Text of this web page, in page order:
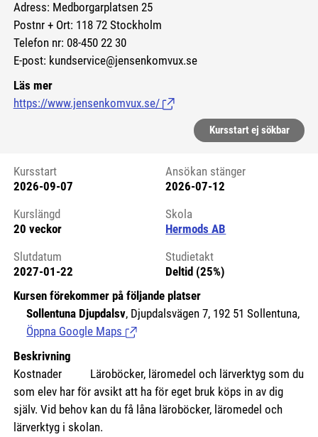
Adress: Medborgarplatsen 25
Postnr + Ort: 118 72 Stockholm
Telefon nr: 08-450 22 30
E-post: kundservice@jensenkomvux.se
Läs mer
https://www.jensenkomvux.se/ (Länk till extern sida.)
Kursstart ej sökbar
Kursstart 6175871
Kursstart
2026-09-07
Ansökan stänger
2026-07-12
Kurslängd
20 veckor
Skola
Hermods AB
Slutdatum
2027-01-22
Studietakt
Deltid (25%)
Kursen förekommer på följande platser
Sollentuna Djupdalsv, Djupdalsvägen 7, 192 51 Sollentuna,
Öppna Google Maps (Länk till extern sida.)
Beskrivning
Kostnader Läroböcker, läromedel och lärverktyg som du
som elev har för avsikt att ha för eget bruk köps in av dig
själv. Vid behov kan du få låna läroböcker, läromedel och
lärverktyg i skolan.